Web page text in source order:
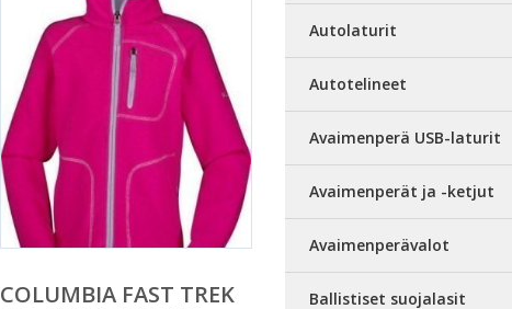
COLUMBIA FAST TREK
Autolaturit
Autotelineet
Avaimenperä USB-laturit
Avaimenperät ja -ketjut
Avaimenperävalot
Ballistiset suojalasit